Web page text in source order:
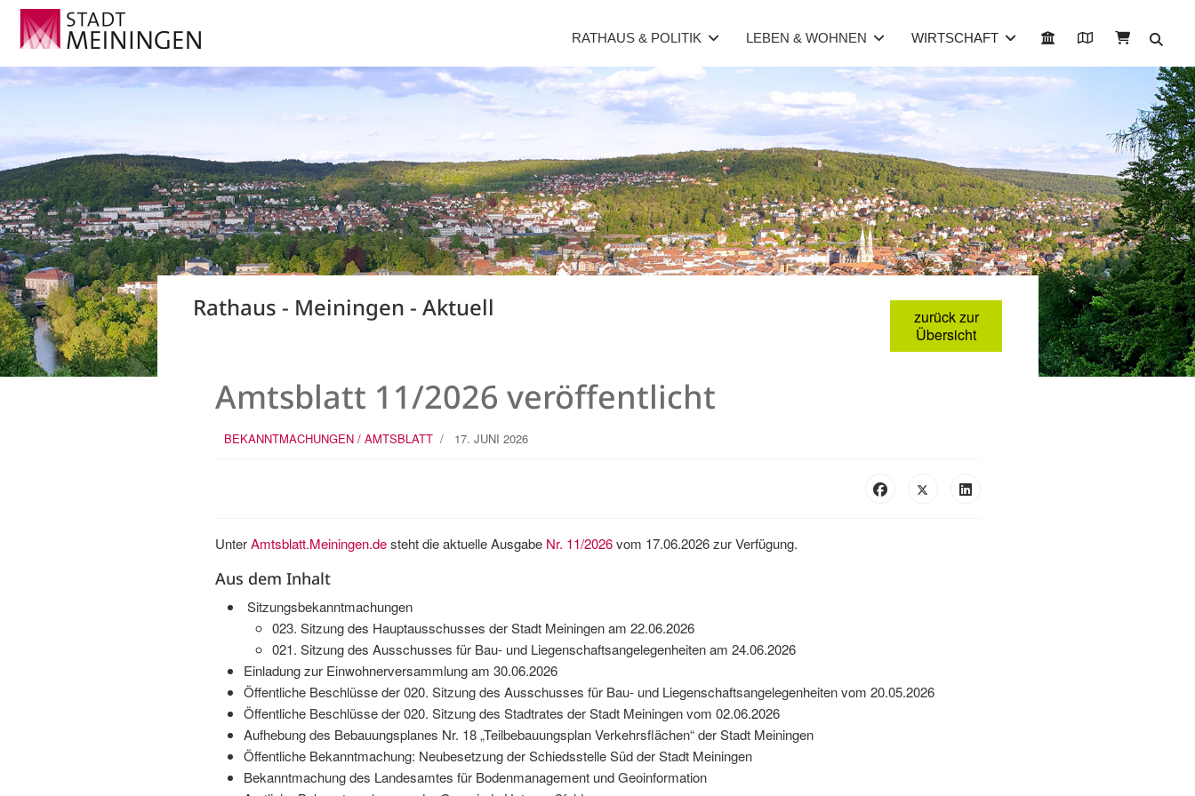
RATHAUS & POLITIK LEBEN & WOHNEN WIRTSCHAFT
Rathaus - Meiningen - Aktuell
zurück zur
Übersicht
Amtsblatt 11/2026 veröffentlicht
BEKANNTMACHUNGEN / AMTSBLATT 17. JUNI 2026
UnterAmtsblatt.Meiningen.desteht die aktuelle Ausgabe Nr. 11/2026vom 17.06.2026 zur Verfügung.
Aus dem Inhalt
Sitzungsbekanntmachungen
023. Sitzung des Hauptausschusses der Stadt Meiningen am 22.06.2026
021. Sitzung des Ausschusses für Bau- und Liegenschaftsangelegenheiten am 24.06.2026
Einladung zur Einwohnerversammlung am 30.06.2026
Öffentliche Beschlüsse der 020. Sitzung des Ausschusses für Bau- und Liegenschaftsangelegenheiten vom 20.05.2026
Öffentliche Beschlüsse der 020. Sitzung des Stadtrates der Stadt Meiningen vom 02.06.2026
Aufhebung des Bebauungsplanes Nr. 18 „Teilbebauungsplan Verkehrsflächen“ der Stadt Meiningen
Öffentliche Bekanntmachung: Neubesetzung der Schiedsstelle Süd der Stadt Meiningen
Bekanntmachung des Landesamtes für Bodenmanagement und Geoinformation